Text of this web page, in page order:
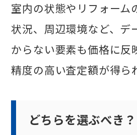
室内の状態やリフォーム
状況、周辺環境など、デ
からない要素も価格に反
精度の高い査定額が得ら
どちらを選ぶべき？